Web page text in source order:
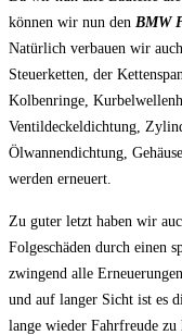
können wir nun den BMW
Natürlich verbauen wir
Steuerketten, der
Kolbenringe,
Ventildeckeldichtung,
Ölwannendichtung,
werden erneuert.
Zu guter letzt haben wir
Folgeschäden durch einen
zwingend alle
und auf langer Sicht ist es
lange wieder Fahrfreude zu